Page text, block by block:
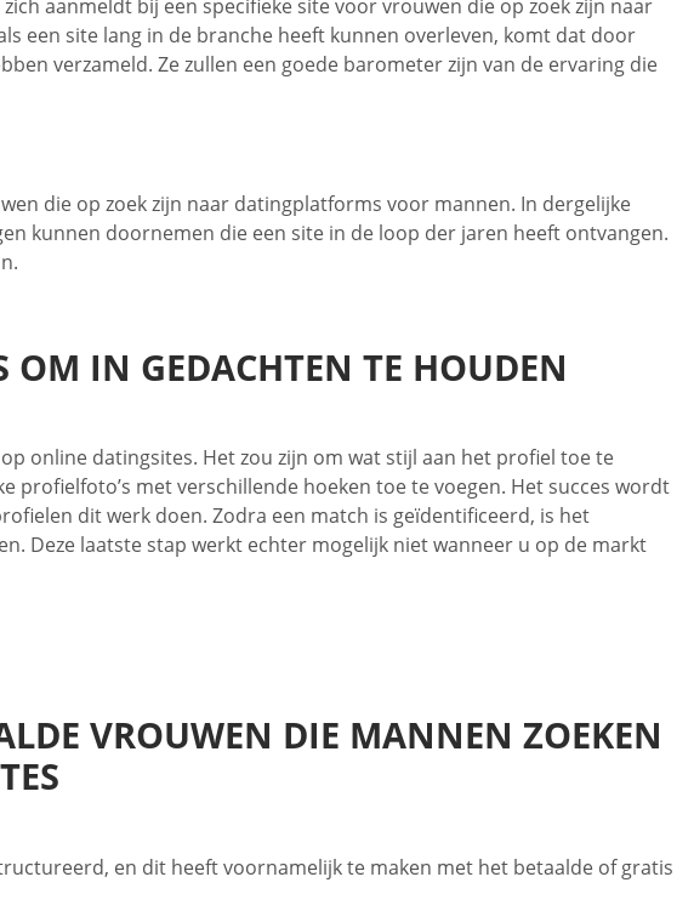
aanmeldt bij een specifieke site voor vrouwen die op zoek zijn naar
een site lang in de branche heeft kunnen overleven, komt dat door
verzameld. Ze zullen een goede barometer zijn van de ervaring die
die op zoek zijn naar datingplatforms voor mannen. In dergelijke
kunnen doornemen die een site in de loop der jaren heeft ontvangen.
IN GEDACHTEN TE HOUDEN
online datingsites. Het zou zijn om wat stijl aan het profiel toe te
met verschillende hoeken toe te voegen. Het succes wordt
dit werk doen. Zodra een match is geïdentificeerd, is het
Deze laatste stap werkt echter mogelijk niet wanneer u op de markt
VROUWEN DIE MANNEN ZOEKEN
en dit heeft voornamelijk te maken met het betaalde of gratis